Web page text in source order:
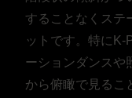
することなくステ
ットです。特にK-
ーションダンスや
から俯瞰で見るこ